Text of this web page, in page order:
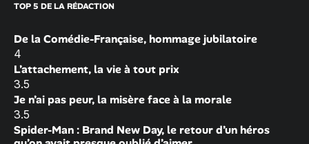
TOP 5 DE LA RÉDACTION
De la Comédie-Française, hommage jubilatoire
4
L’attachement, la vie à tout prix
3.5
Je n’ai pas peur, la misère face à la morale
3.5
Spider-Man : Brand New Day, le retour d’un héros